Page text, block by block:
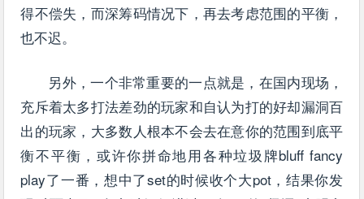
得不偿失，而深筹码情况下，再去考虑范围的平衡，
也不迟。
另外，一个非常重要的一点就是，在国内现场，
充斥着太多打法差劲的玩家和自认为打的好却漏洞百
出的玩家，大多数人根本不会去在意你的范围到底平
衡不平衡，或许你拼命地用各种垃圾牌bluff fancy
play了一番，想中了set的时候收个大pot，结果你发